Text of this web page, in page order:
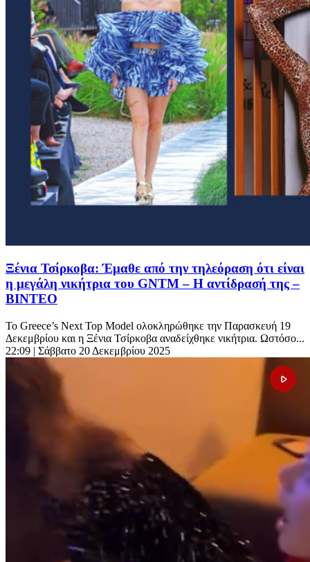
Ξένια Τσίρκοβα: Έμαθε από την τηλεόραση ότι είναι
η μεγάλη νικήτρια του GNTM – Η αντίδρασή της –
ΒΙΝΤΕΟ
Το Greece’s Next Top Model ολοκληρώθηκε την Παρασκευή 19
Δεκεμβρίου και η Ξένια Τσίρκοβα αναδείχθηκε νικήτρια. Ωστόσο...
22:09 | Σάββατο 20 Δεκεμβρίου 2025